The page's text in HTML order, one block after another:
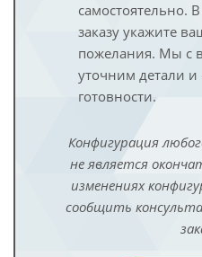
самостоятельно.
заказу укажите
пожелания. Мы с
уточним детали
готовности.
Конфигурация
не является
изменениях
сообщить